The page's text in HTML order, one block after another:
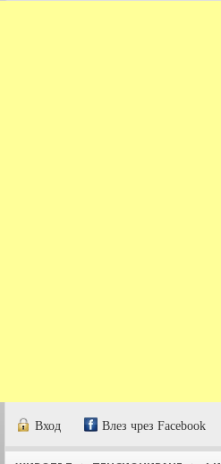
Вход Влез чрез Facebook